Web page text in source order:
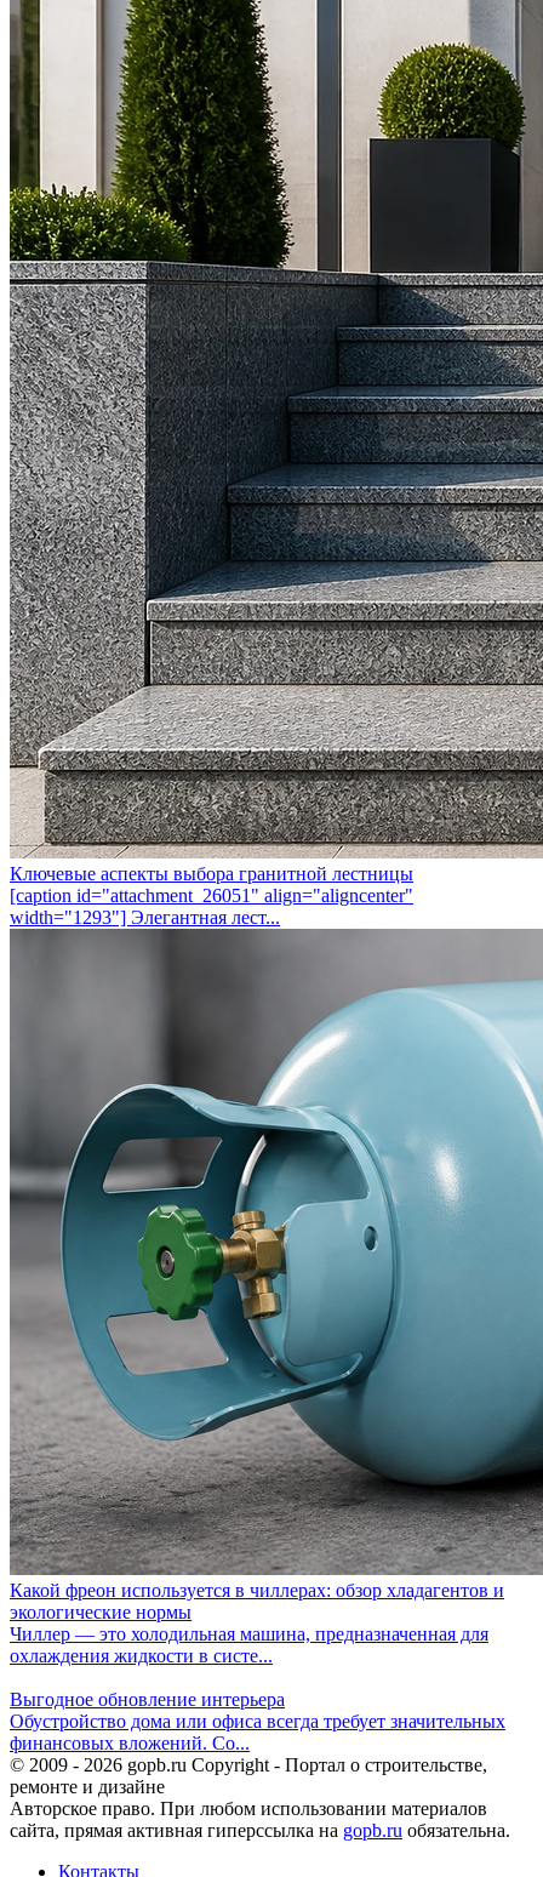
Ключевые аспекты выбора гранитной лестницы
[caption id="attachment_26051" align="aligncenter"
width="1293"] Элегантная лест...
Какой фреон используется в чиллерах: обзор хладагентов и
экологические нормы
Чиллер — это холодильная машина, предназначенная для
охлаждения жидкости в систе...
Выгодное обновление интерьера
Обустройство дома или офиса всегда требует значительных
финансовых вложений. Со...
© 2009 - 2026 gopb.ru Copyright - Портал о строительстве,
ремонте и дизайне
Авторское право. При любом использовании материалов
сайта, прямая активная гиперссылка на gopb.ru обязательна.
Контакты